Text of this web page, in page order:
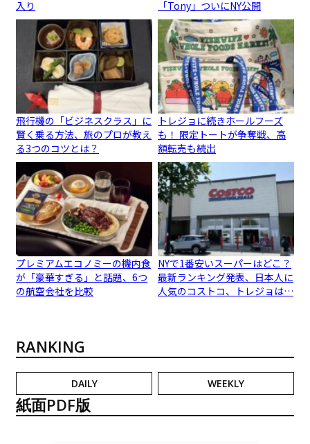
入り 「Tony」ついにNY公開
飛行機の「ビジネスクラス」に
賢く乗る方法、旅のプロが教え
る3つのコツとは？
トレジョに続きホールフーズ
も！ 限定トートが争奪戦、高
額転売も続出
プレミアムエコノミーの機内食
が「豪華すぎる」と話題、6つ
の航空会社を比較
NYで1番安いスーパーはどこ？
最新ランキング発表、日本人に
人気のコストコ、トレジョは…
RANKING
DAILY WEEKLY
紙面PDF版